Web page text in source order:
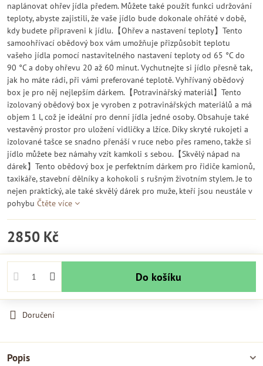
naplánovat ohřev jídla předem. Můžete také použít funkci udržování
teploty, abyste zajistili, že vaše jídlo bude dokonale ohřáté v době,
kdy budete připraveni k jídlu.【Ohřev a nastavení teploty】Tento
samoohřívací obědový box vám umožňuje přizpůsobit teplotu
vašeho jídla pomocí nastavitelného nastavení teploty od 65 °C do
90 °C a doby ohřevu 20 až 60 minut. Vychutnejte si jídlo přesně tak,
jak ho máte rádi, při vámi preferované teplotě. Vyhřívaný obědový
box je pro něj nejlepším dárkem.【Potravinářský materiál】Tento
izolovaný obědový box je vyroben z potravinářských materiálů a má
objem 1 l, což je ideální pro denní jídla jedné osoby. Obsahuje také
vestavěný prostor pro uložení vidličky a lžíce. Díky skryté rukojeti a
izolované tašce se snadno přenáší v ruce nebo přes rameno, takže si
jídlo můžete bez námahy vzít kamkoli s sebou.【Skvělý nápad na
dárek】Tento obědový box je perfektním dárkem pro řidiče kamionů,
taxikáře, stavební dělníky a kohokoli s rušným životním stylem. Je to
nejen praktický, ale také skvělý dárek pro muže, kteří jsou neustále v
pohybu Čtěte více
2850 Kč
Do košíku
Doručení
Popis